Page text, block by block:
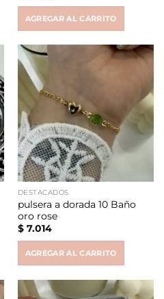
AGREGAR AL CARRITO
DESTACADOS
pulsera a dorada 10 Baño
oro rose
$7.014
AGREGAR AL CARRITO